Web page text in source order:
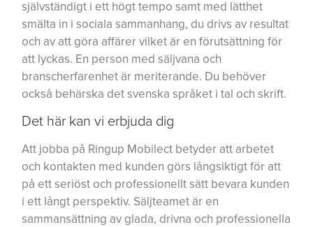
självständigt i ett högt tempo samt med lätthet
smälta in i sociala sammanhang, du drivs av resultat
och av att göra affärer vilket är en förutsättning för
att lyckas. En person med säljvana och
branscherfarenhet är meriterande. Du behöver
också behärska det svenska språket i tal och skrift.
Det här kan vi erbjuda dig
Att jobba på Ringup Mobilect betyder att arbetet
och kontakten med kunden görs långsiktigt för att
på ett seriöst och professionellt sätt bevara kunden
i ett långt perspektiv. Säljteamet är en
sammansättning av glada, drivna och professionella